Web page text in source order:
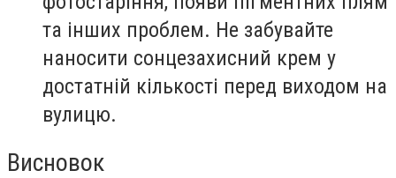
та інших проблем. Не забувайте
наносити сонцезахисний крем у
достатній кількості перед виходом на
вулицю.
Висновок